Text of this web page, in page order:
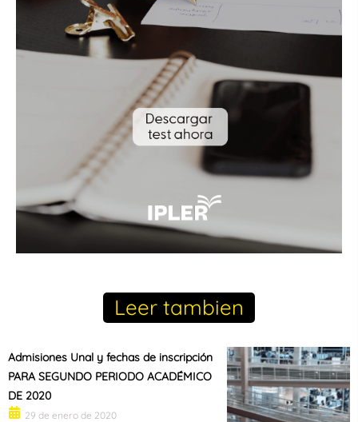
Leer tambien
Admisiones Unal y fechas de inscripción
PARA SEGUNDO PERIODO ACADÉMICO
DE 2020
29 de enero de 2020